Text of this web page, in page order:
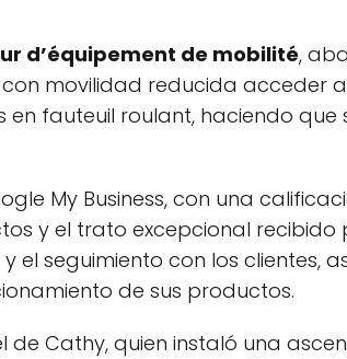
d’équipement de mobilité,
movilidad reducida acceder
fauteuil roulant, haciendo que
My Business, con una
y el trato excepcional
el seguimiento con los clientes,
de sus productos.
de Cathy, quien instaló una